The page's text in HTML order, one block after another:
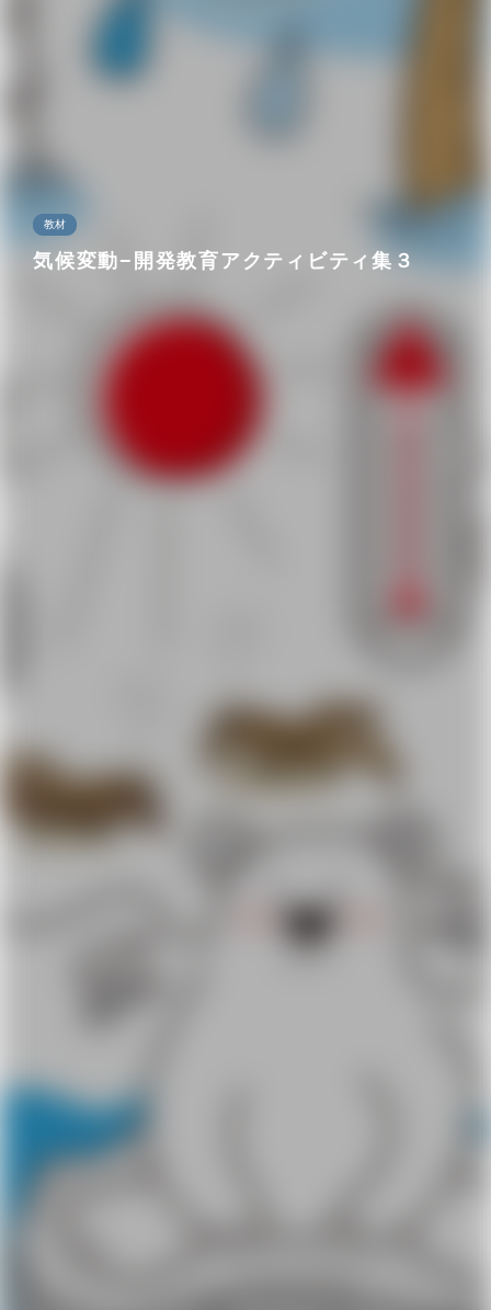
教材
気候変動−開発教育アクティビティ集３